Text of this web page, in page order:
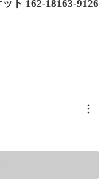
ト 162-18163-9126